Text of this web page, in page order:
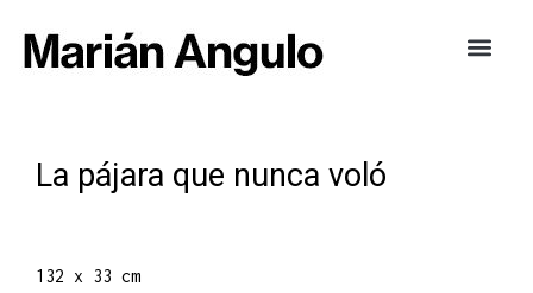
La pájara que nunca voló
132 x 33 cm